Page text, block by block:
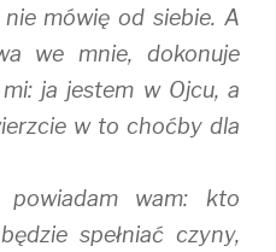
mówię od siebie. A
we mnie, dokonuje
ja jestem w Ojcu, a
w to choćby dla
powiadam wam: kto
spełniać czyny,